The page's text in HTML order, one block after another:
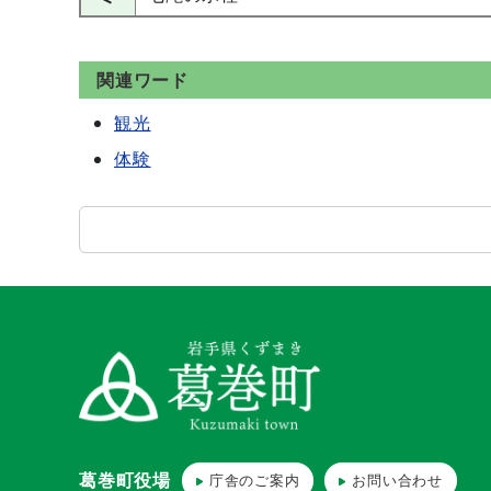
関連ワード
観光
体験
葛巻町役場 庁舎のご案内 お問い合わせ